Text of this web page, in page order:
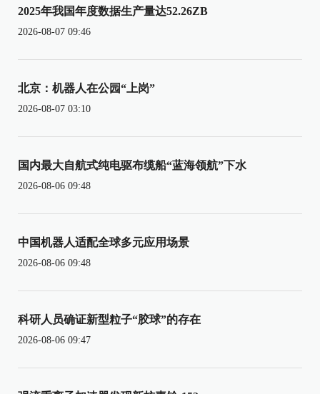
2025年我国年度数据生产量达52.26ZB
2026-08-07 09:46
北京：机器人在公园“上岗”
2026-08-07 03:10
国内最大自航式纯电驱布缆船“蓝海领航”下水
2026-08-06 09:48
中国机器人适配全球多元应用场景
2026-08-06 09:48
科研人员确证新型粒子“胶球”的存在
2026-08-06 09:47